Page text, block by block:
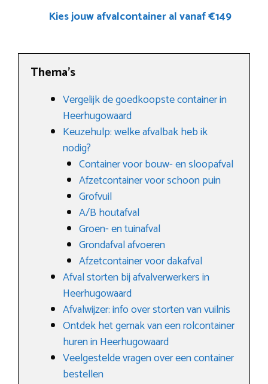
Kies jouw afvalcontainer al vanaf €149
Thema’s
Vergelijk de goedkoopste container in
Heerhugowaard
Keuzehulp: welke afvalbak heb ik
nodig?
Container voor bouw- en sloopafval
Afzetcontainer voor schoon puin
Grofvuil
A/B houtafval
Groen- en tuinafval
Grondafval afvoeren
Afzetcontainer voor dakafval
Afval storten bij afvalverwerkers in
Heerhugowaard
Afvalwijzer: info over storten van vuilnis
Ontdek het gemak van een rolcontainer
huren in Heerhugowaard
Veelgestelde vragen over een container
bestellen